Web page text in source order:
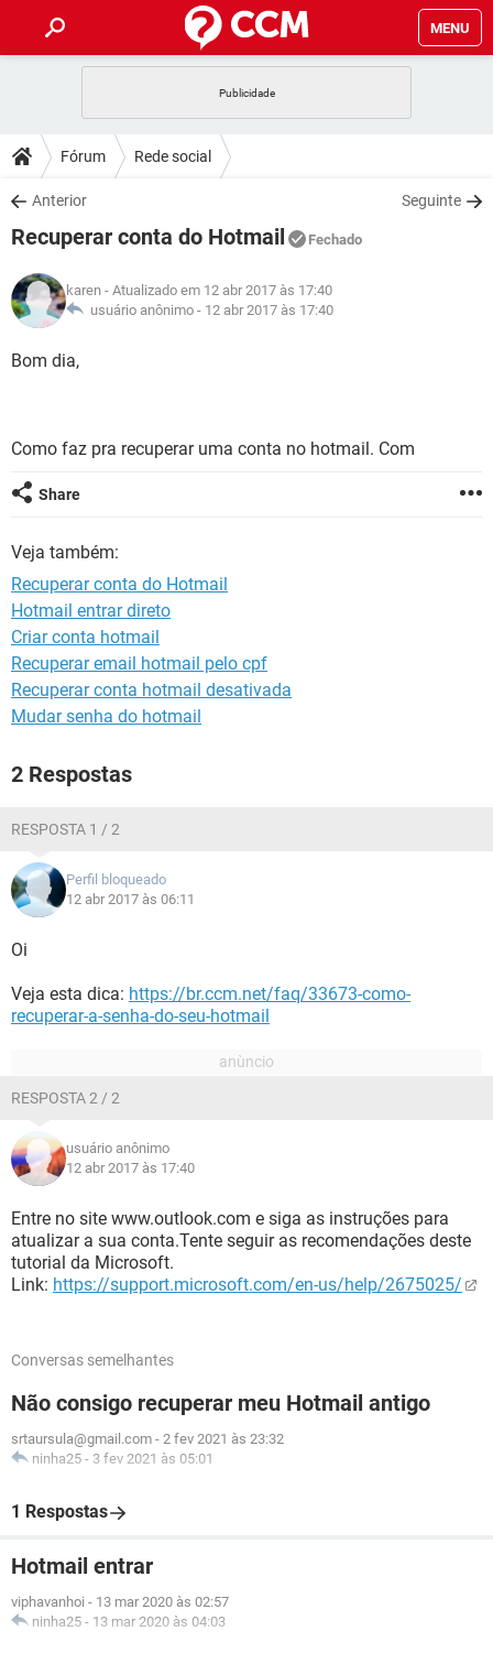
MENU
CELULAR
OUTLOOK
INSTAGRAM GMAIL
GUIA DE COMPRAS
DICAS
JOGOS
INSTAGRAM GMAIL
GUIA DE COMPRAS
DOWNLOADS
JOGOS WHATSAPP
CELULAR
OUTLOOK EXCEL
INSTAGRAM
FÓRUM
JOGOS WHATSAPP
CELULAR
OUTLOOK
GUIA DE COMPRAS
GLOSSÁRIO
JOGOS
INSTAGRAM
GUIA DE COMPRAS
Fórum Rede social
Anterior Seguinte
Recuperar conta do Hotmail Fechado
karen - Atualizado em 12 abr 2017 às 17:40
usuário anônimo - 12 abr 2017 às 17:40
Bom dia,
Como faz pra recuperar uma conta no hotmail. Com
Share
Veja também:
Recuperar conta do Hotmail
Hotmail entrar direto
Criar conta hotmail
Recuperar email hotmail pelo cpf
Recuperar conta hotmail desativada
Mudar senha do hotmail
2 Respostas
RESPOSTA 1 / 2
Perfil bloqueado
12 abr 2017 às 06:11
Oi
Veja esta dica: https://br.ccm.net/faq/33673-como-
recuperar-a-senha-do-seu-hotmail
RESPOSTA 2 / 2
usuário anônimo
12 abr 2017 às 17:40
Entre no site www.outlook.com e siga as instruções para
atualizar a sua conta.Tente seguir as recomendações deste
tutorial da Microsoft.
Link: https://support.microsoft.com/en-us/help/2675025/
Conversas semelhantes
Não consigo recuperar meu Hotmail antigo
srtaursula@gmail.com - 2 fev 2021 às 23:32
ninha25 - 3 fev 2021 às 05:01
1 Respostas
Hotmail entrar
viphavanhoi - 13 mar 2020 às 02:57
ninha25 - 13 mar 2020 às 04:03